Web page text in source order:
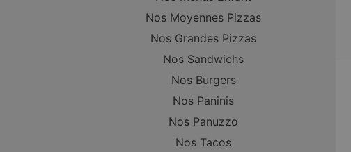
Nos Moyennes Pizzas
Nos Grandes Pizzas
Nos Sandwichs
Nos Burgers
Nos Paninis
Nos Panuzzo
Nos Tacos